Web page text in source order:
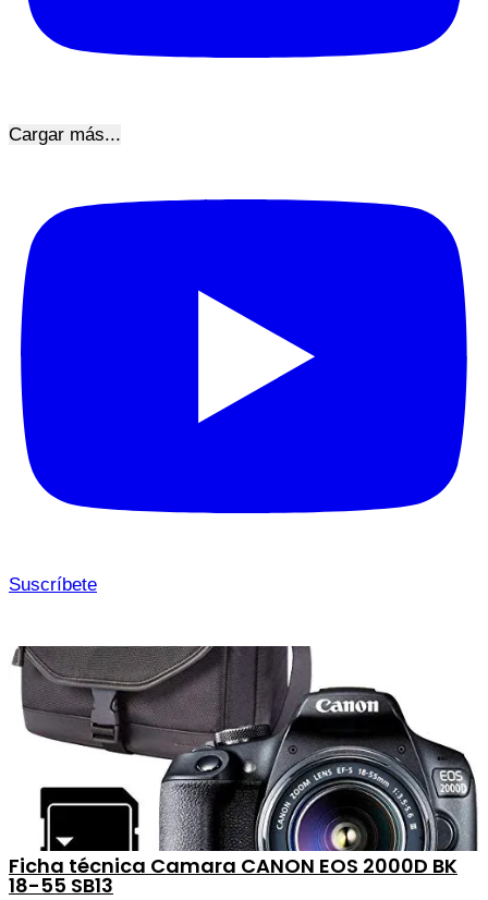
Cargar más...
Suscríbete
Ficha técnica Camara CANON EOS 2000D BK
18-55 SB13